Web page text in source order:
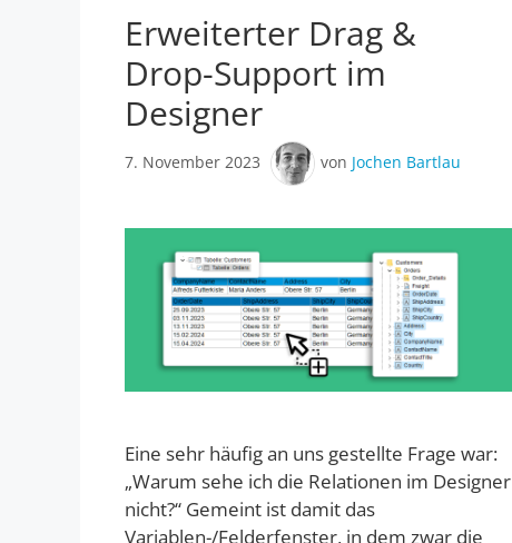
Erweiterter Drag &
Drop-Support im
Designer
7. November 2023 von Jochen Bartlau
Eine sehr häufig an uns gestellte Frage war:
„Warum sehe ich die Relationen im Designer
nicht?“ Gemeint ist damit das
Variablen-/Felderfenster, in dem zwar die